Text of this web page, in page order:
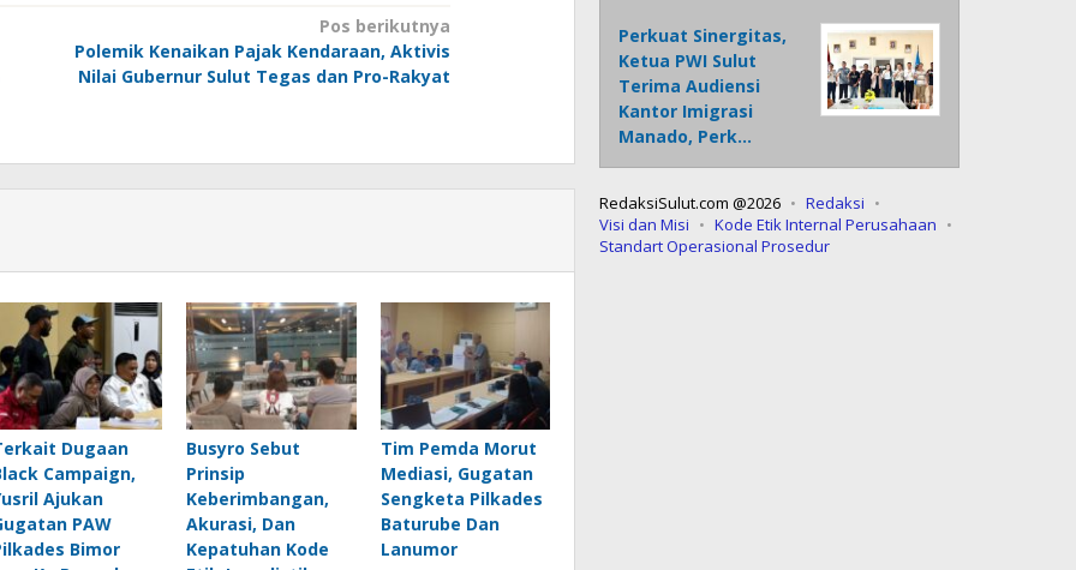
Pos berikutnya
Polemik Kenaikan Pajak Kendaraan, Aktivis
Nilai Gubernur Sulut Tegas dan Pro-Rakyat
Dugaan
Campaign,
Ajukan
PAW
Bimor
Busyro Sebut
Prinsip
Keberimbangan,
Akurasi, Dan
Kepatuhan Kode
Tim Pemda Morut
Mediasi, Gugatan
Sengketa Pilkades
Baturube Dan
Lanumor
Perkuat Sinergitas,
Ketua PWI Sulut
Terima Audiensi
Kantor Imigrasi
Manado, Perk…
RedaksiSulut.com @2026
Redaksi
Visi dan Misi
Kode Etik Internal Perusahaan
Standart Operasional Prosedur